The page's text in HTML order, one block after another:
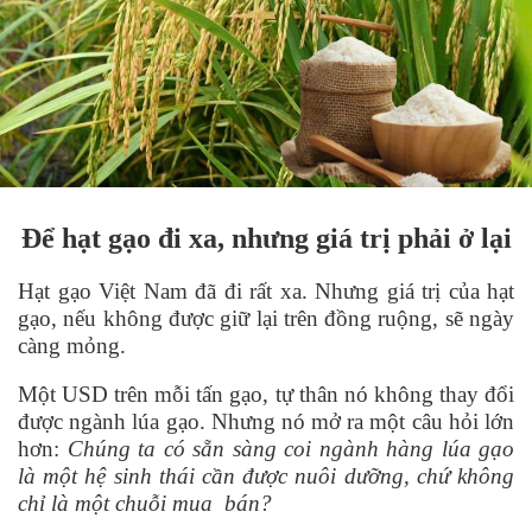
Để hạt gạo đi xa, nhưng giá trị phải ở lại
Hạt gạo Việt Nam đã đi rất xa. Nhưng giá trị của hạt
gạo, nếu không được giữ lại trên đồng ruộng, sẽ ngày
càng mỏng.
Một USD trên mỗi tấn gạo, tự thân nó không thay đổi
được ngành lúa gạo. Nhưng nó mở ra một câu hỏi lớn
hơn: Chúng ta có sẵn sàng coi ngành hàng lúa gạo
là một hệ sinh thái cần được nuôi dưỡng, chứ không
chỉ là một chuỗi mua bán?